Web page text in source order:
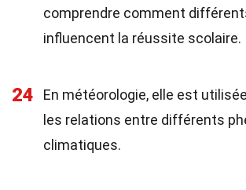
comprendre comment
influencent la réussite scolaire.
24
En météorologie, elle est
les relations entre différents
climatiques.